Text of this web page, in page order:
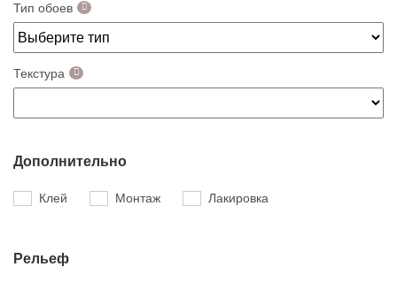
Тип обоев
Текстура
Дополнительно
Клей Монтаж Лакировка
Рельеф